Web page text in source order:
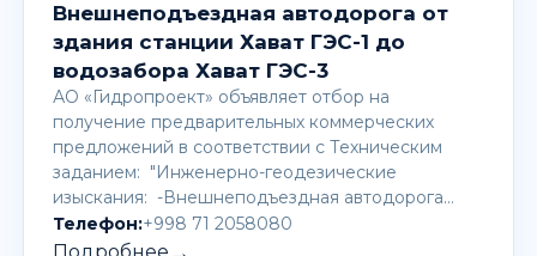
Внешнеподъездная автодорога от
здания станции Хават ГЭС-1 до
водозабора Хават ГЭС-3
АО «Гидропроект» объявляет отбор на
получение предварительных коммерческих
предложений в соответствии с Техническим
заданием: "Инженерно-геодезические
изыскания: -Внешнеподъездная автодорога…
Телефон:+998 71 2058080